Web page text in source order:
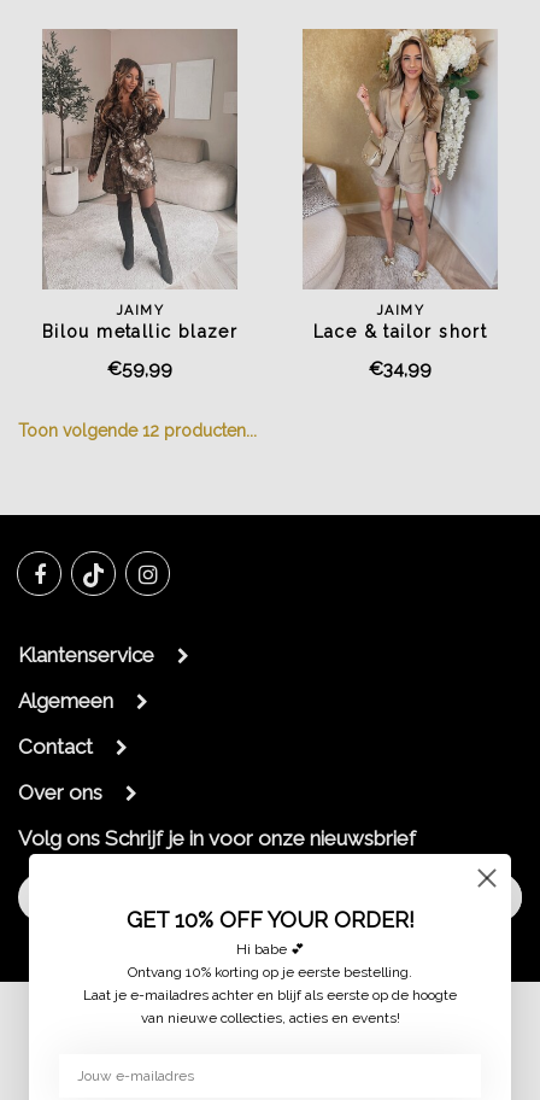
JAIMY
Bilou metallic blazer
€59,99
JAIMY
Lace & tailor short
€34,99
Toon volgende12 producten...
Klantenservice
Algemeen
Contact
Over ons
Volg ons Schrijf je in voor onze nieuwsbrief
GET 10% OFF YOUR ORDER!
Hi babe 💕
Ontvang 10% korting op je eerste bestelling.
Laat je e-mailadres achter en blijf als eerste op de hoogte
van nieuwe collecties, acties en events!